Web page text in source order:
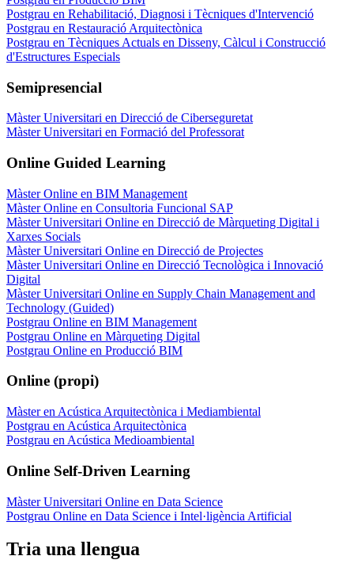
Postgrau en Rehabilitació, Diagnosi i Tècniques d'Intervenció
Postgrau en Restauració Arquitectònica
Postgrau en Tècniques Actuals en Disseny, Càlcul i Construcció
d'Estructures Especials
Semipresencial
Màster Universitari en Direcció de Ciberseguretat
Màster Universitari en Formació del Professorat
Online Guided Learning
Màster Online en BIM Management
Màster Online en Consultoria Funcional SAP
Màster Universitari Online en Direcció de Màrqueting Digital i
Xarxes Socials
Màster Universitari Online en Direcció de Projectes
Màster Universitari Online en Direcció Tecnològica i Innovació
Digital
Màster Universitari Online en Supply Chain Management and
Technology (Guided)
Postgrau Online en BIM Management
Postgrau Online en Màrqueting Digital
Postgrau Online en Producció BIM
Online (propi)
Màster en Acústica Arquitectònica i Mediambiental
Postgrau en Acústica Arquitectònica
Postgrau en Acústica Medioambiental
Online Self-Driven Learning
Màster Universitari Online en Data Science
Postgrau Online en Data Science i Intel·ligència Artificial
Tria una llengua